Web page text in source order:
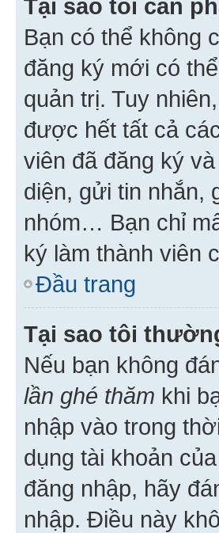
Tại sao tôi cần
Bạn có thể không
đăng ký mới có
quản trị. Tuy
được hết tất cả
viên đã đăng ký
diện, gửi tin nhắn,
nhóm… Bạn chỉ
ký làm thành viên
Đầu trang
Tại sao tôi
Nếu bạn không
lần ghé thăm khi
nhập vào trong
dụng tài khoản
đăng nhập, hãy
nhập. Điều này